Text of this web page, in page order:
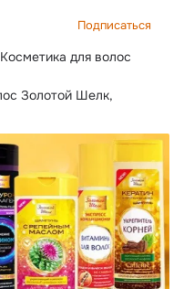
Подписаться
Косметика для волос
Золотой Шелк,